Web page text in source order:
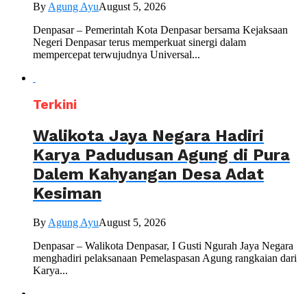
By Agung AyuAugust 5, 2026
Denpasar – Pemerintah Kota Denpasar bersama Kejaksaan
Negeri Denpasar terus memperkuat sinergi dalam
mempercepat terwujudnya Universal...
Terkini
Walikota Jaya Negara Hadiri
Karya Padudusan Agung di Pura
Dalem Kahyangan Desa Adat
Kesiman
By Agung AyuAugust 5, 2026
Denpasar – Walikota Denpasar, I Gusti Ngurah Jaya Negara
menghadiri pelaksanaan Pemelaspasan Agung rangkaian dari
Karya...